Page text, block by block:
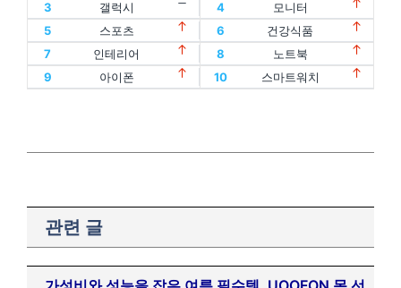
1
차량용품
11
할인
2
가전디지털
12
디지털기기
3
갤럭시
13
인텔
3
갤럭시
13
인텔
4
모니터
14
oled
4
모니터
14
oled
5
스포츠
15
홈트
5
스포츠
15
홈트
6
건강식품
16
아이패드
6
건강식품
16
아이패드
7
인테리어
17
에어팟
7
인테리어
8
노트북
18
맥북
8
노트북
9
아이폰
10
스마트워치
관련 글